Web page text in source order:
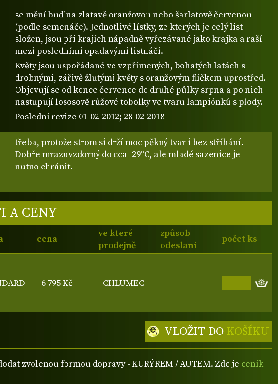
se mění buď na zlatavě oranžovou nebo šarlatově červenou
(podle semenáče). Jednotlivé lístky, ze kterých je celý list
složen, jsou při krajích nápadně vyřezávané jako krajka a raší
mezi posledními opadavými listnáči.
Květy jsou uspořádané ve vzpřímených, bohatých latách s
drobnými, zářivě žlutými květy s oranžovým flíčkem uprostřed.
Objevují se od konce července do druhé půlky srpna a po nich
nastupují lososově růžové tobolky ve tvaru lampiónků s plody.
Poslední revize 01-02-2012; 28-02-2018
třeba, protože strom si drží moc pěkný tvar i bez stříhání.
Dobře mrazuvzdorný do cca -29°C, ale mladé sazenice je
nutno chránit.
A CENY
cena
ve které
prodejně
způsob
odeslaní
počet ks
6 795 Kč CHLUMEC
VLOŽIT DO KOŠÍKU
zvolenou formou dopravy - KURÝREM / AUTEM. Zde je ceník